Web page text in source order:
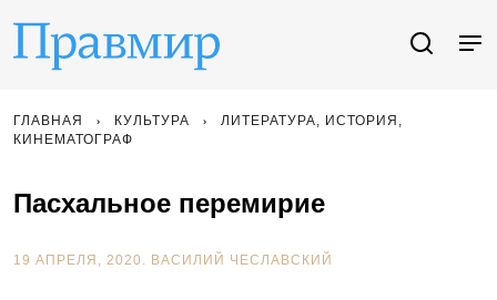
ГЛАВНАЯ КУЛЬТУРА
ЛИТЕРАТУРА, ИСТОРИЯ,
КИНЕМАТОГРАФ
Пасхальное перемирие
19 АПРЕЛЯ, 2020. ВАСИЛИЙ ЧЕСЛАВСКИЙ